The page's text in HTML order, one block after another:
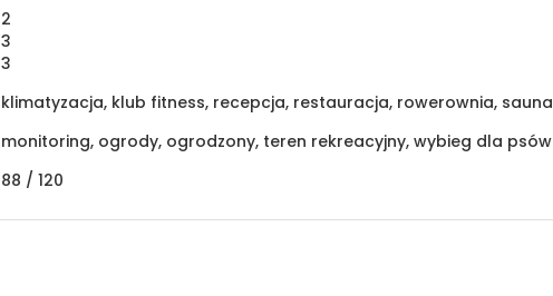
2
3
3
klimatyzacja, klub fitness, recepcja, restauracja, rowerownia, sauna
monitoring, ogrody, ogrodzony, teren rekreacyjny, wybieg dla psów
88 / 120